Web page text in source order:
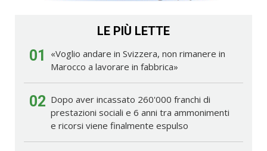
LE PIÙ LETTE
01
«Voglio andare in Svizzera, non rimanere in
Marocco a lavorare in fabbrica»
02 Dopo aver incassato 260'000 franchi di
prestazioni sociali e 6 anni tra ammonimenti
e ricorsi viene finalmente espulso